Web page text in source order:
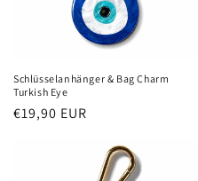
Schlüsselanhänger & Bag Charm
Turkish Eye
Normaler
€19,90 EUR